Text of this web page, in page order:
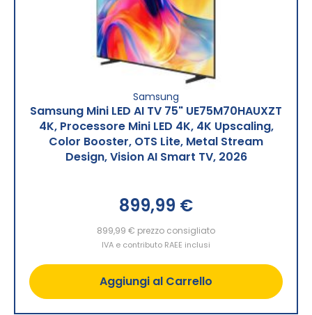
Samsung
Samsung Mini LED AI TV 75" UE75M70HAUXZT
4K, Processore Mini LED 4K, 4K Upscaling,
Color Booster, OTS Lite, Metal Stream
Design, Vision AI Smart TV, 2026
899,99 €
899,99 € prezzo consigliato
IVA e contributo RAEE inclusi
Aggiungi al Carrello